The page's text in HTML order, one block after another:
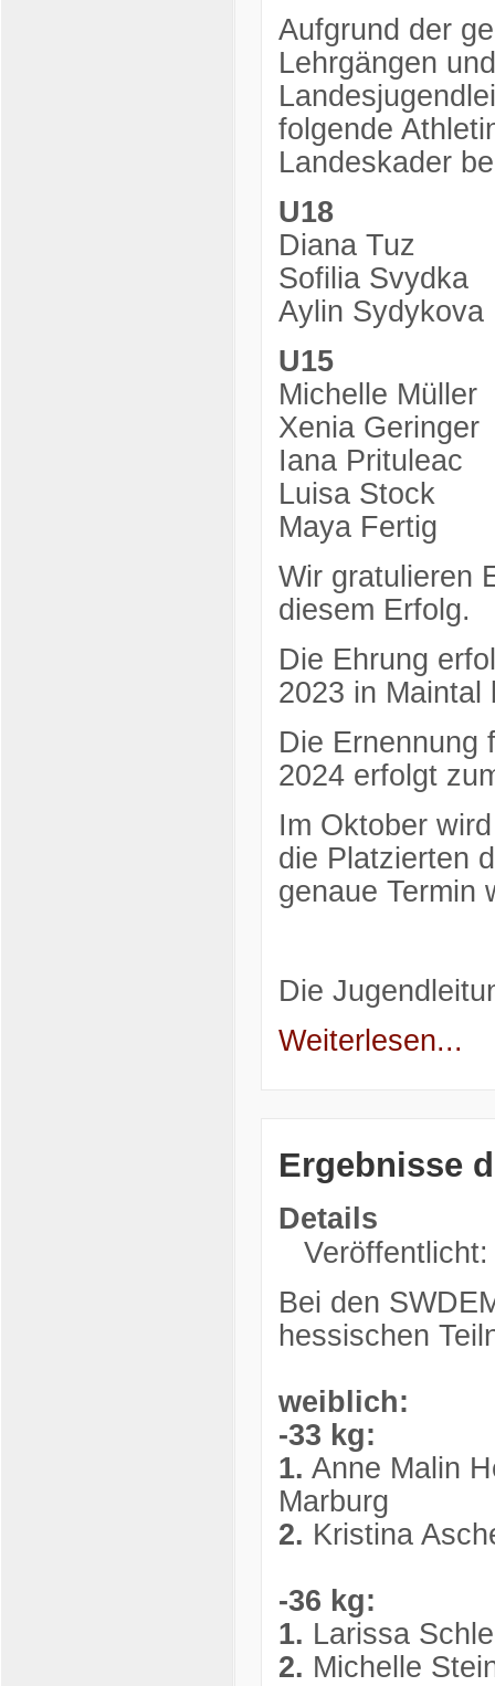
Aufgrund der
Lehrgängen
folgende
Landeskader
U18
Diana Tuz
Sofilia Svydka
Aylin Sydykova
U15
Michelle Müller
Xenia Geringer
Iana Prituleac
Luisa Stock
Maya Fertig
Wir gratulieren
diesem Erfolg.
Die Ehrung
2023 in Maintal
Die Ernennung
2024 erfolgt
Im Oktober
die Platzierten
genaue Termin
Die
Weiterlesen...
Ergebnisse
Details
Bei den
hessischen
weiblich:
-33 kg:
1. Anne Malin
Marburg
2. Kristina
-36 kg:
1. Larissa
2. Michelle